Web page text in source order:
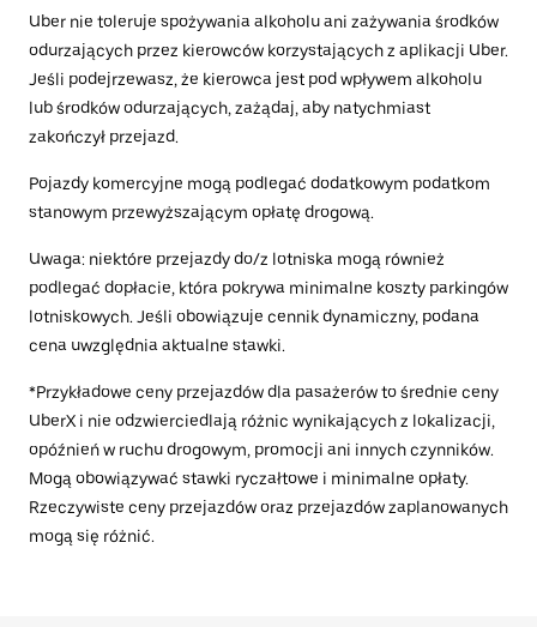
Uber nie toleruje spożywania alkoholu ani zażywania środków
odurzających przez kierowców korzystających z aplikacji Uber.
Jeśli podejrzewasz, że kierowca jest pod wpływem alkoholu
lub środków odurzających, zażądaj, aby natychmiast
zakończył przejazd.
Pojazdy komercyjne mogą podlegać dodatkowym podatkom
stanowym przewyższającym opłatę drogową.
Uwaga: niektóre przejazdy do/z lotniska mogą również
podlegać dopłacie, która pokrywa minimalne koszty parkingów
lotniskowych. Jeśli obowiązuje cennik dynamiczny, podana
cena uwzględnia aktualne stawki.
*Przykładowe ceny przejazdów dla pasażerów to średnie ceny
UberX i nie odzwierciedlają różnic wynikających z lokalizacji,
opóźnień w ruchu drogowym, promocji ani innych czynników.
Mogą obowiązywać stawki ryczałtowe i minimalne opłaty.
Rzeczywiste ceny przejazdów oraz przejazdów zaplanowanych
mogą się różnić.